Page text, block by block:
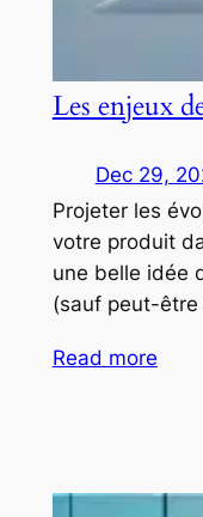
Les enjeux
Dec 29,
Projeter les
votre produit
une belle idée
(sauf peut-
Read more